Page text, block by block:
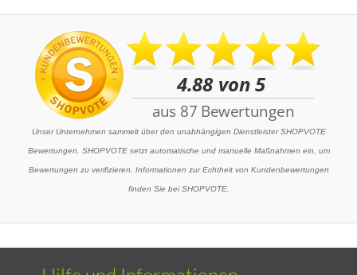
Unser Unternehmen sammelt über den unabhängigen Dienstleister SHOPVOTE
Bewertungen. SHOPVOTE setzt automatische und manuelle Maßnahmen ein, um
Bewertungen zu verifizieren. Informationen zur Echtheit von Kundenbewertungen
finden Sie bei SHOPVOTE.